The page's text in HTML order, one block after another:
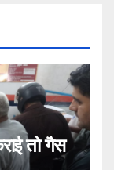
तो गैस